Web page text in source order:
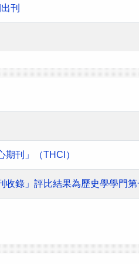
刊
刊」（THCI）
收錄」評比結果為歷史學學門